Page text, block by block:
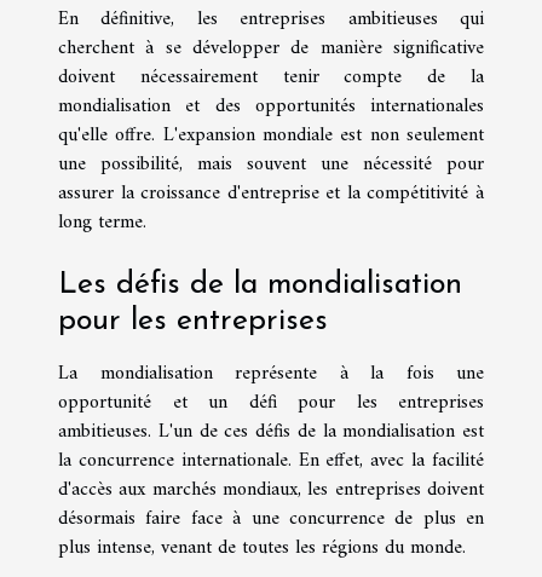
En définitive, les entreprises ambitieuses qui
cherchent à se développer de manière significative
doivent nécessairement tenir compte de la
mondialisation et des opportunités internationales
qu'elle offre. L'expansion mondiale est non seulement
une possibilité, mais souvent une nécessité pour
assurer la croissance d'entreprise et la compétitivité à
long terme.
Les défis de la mondialisation
pour les entreprises
La mondialisation représente à la fois une
opportunité et un défi pour les entreprises
ambitieuses. L'un de ces défis de la mondialisation est
la concurrence internationale. En effet, avec la facilité
d'accès aux marchés mondiaux, les entreprises doivent
désormais faire face à une concurrence de plus en
plus intense, venant de toutes les régions du monde.